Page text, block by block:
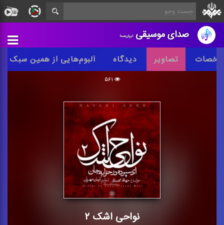
صدای موسیقیایران‌صدا
تصاویر دیدگاه آلبوم‌هایی از همین سبک
۵۶۱
نواحی اشک ۲